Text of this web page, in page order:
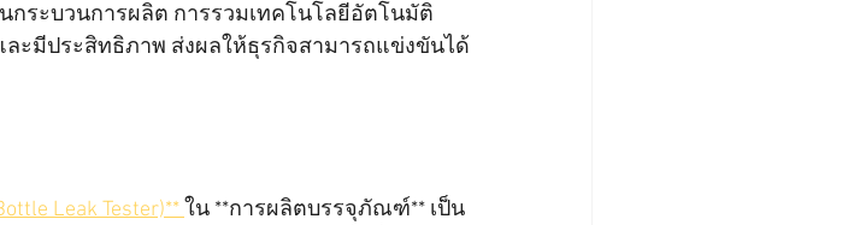
ระบวนการผลิต การรวมเทคโนโลยีอัตโนมัติ
ะมีประสิทธิภาพ ส่งผลให้ธุรกิจสามารถแข่งขันได้
Leak Tester)** ใน **การผลิตบรรจุภัณฑ์** เป็น